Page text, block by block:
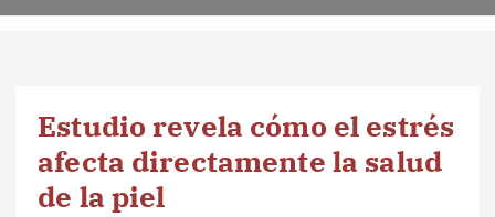
Estudio revela cómo el estrés
afecta directamente la salud
de la piel